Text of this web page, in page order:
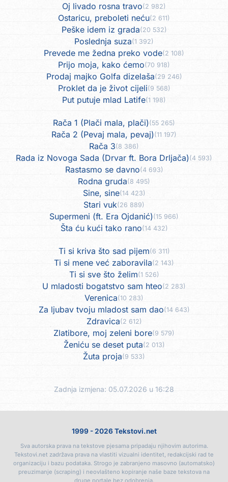
Oj livado rosna travo(2 982)
Ostaricu, preboleti neću(2 611)
Peške idem iz grada(20 532)
Poslednja suza(1 392)
Prevede me žedna preko vode(2 108)
Prijo moja, kako ćemo(70 918)
Prodaj majko Golfa dizelaša(29 246)
Proklet da je život cijeli(9 568)
Put putuje mlad Latife(1 198)
Rača 1 (Plači mala, plači)(55 265)
Rača 2 (Pevaj mala, pevaj)(11 197)
Rača 3(8 386)
Rada iz Novoga Sada (Drvar ft. Bora Drljača)(4 593)
Rastasmo se davno(4 693)
Rodna gruda(8 495)
Sine, sine(14 423)
Stari vuk(26 889)
Supermeni (ft. Era Ojdanić)(15 966)
Šta ću kući tako rano(14 432)
Ti si kriva što sad pijem(6 311)
Ti si mene već zaboravila(2 143)
Ti si sve što želim(1 526)
U mladosti bogatstvo sam hteo(2 283)
Verenica(10 283)
Za ljubav tvoju mladost sam dao(14 643)
Zdravica(2 612)
Zlatibore, moj zeleni bore(9 579)
Ženiću se deset puta(2 013)
Žuta proja(9 533)
Zadnja izmjena: 05.07.2026 u 16:28
1999 - 2026 Tekstovi.net
Sva autorska prava na tekstove pjesama pripadaju njihovim autorima.
Tekstovi.net zadržava prava na vlastiti vizualni identitet, redakcijski rad te
organizaciju i bazu podataka. Strogo je zabranjeno masovno (automatsko)
preuzimanje (scraping) i neovlašteno kopiranje naše baze tekstova na
druge portale bez odobrenja.